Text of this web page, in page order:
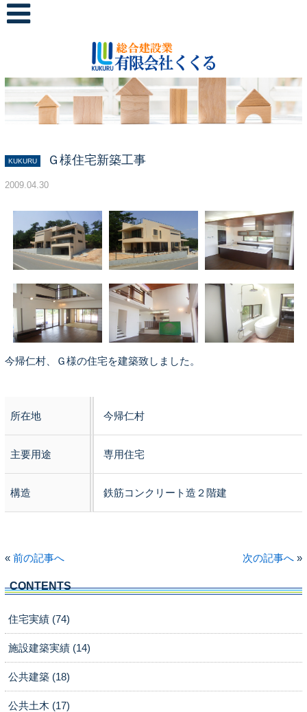
KUKURU Ｇ様住宅新築工事
2009.04.30
今帰仁村、Ｇ様の住宅を建築致しました。
所在地 今帰仁村
主要用途 専用住宅
構造 鉄筋コンクリート造２階建
« 前の記事へ 次の記事へ »
CONTENTS
住宅実績 (74)
施設建築実績 (14)
公共建築 (18)
公共土木 (17)